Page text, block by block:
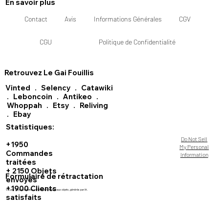
Contact Avis Informations Générales CGV
CGU Politique de Confidentialité
En savoir plus
Retrouvez Le Gai Fouillis
Vinted . Selency. Catawiki
. Leboncoin . Antikeo .
Whoppah . Etsy. Reliving
. Ebay
Formulaire de rétractation
Visuels de présentation strictement fidèles aux objets, générés par IA.
Statistiques:
+1950
Commandes
traitées
+ 2150 Objets
envoyés
+1900 Clients
satisfaits
Do Not Sell
My Personal
Information